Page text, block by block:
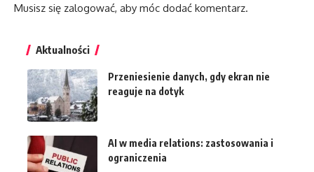
Musisz się zalogować, aby móc dodać komentarz.
Aktualności
Przeniesienie danych, gdy ekran nie
reaguje na dotyk
AI w media relations: zastosowania i
ograniczenia